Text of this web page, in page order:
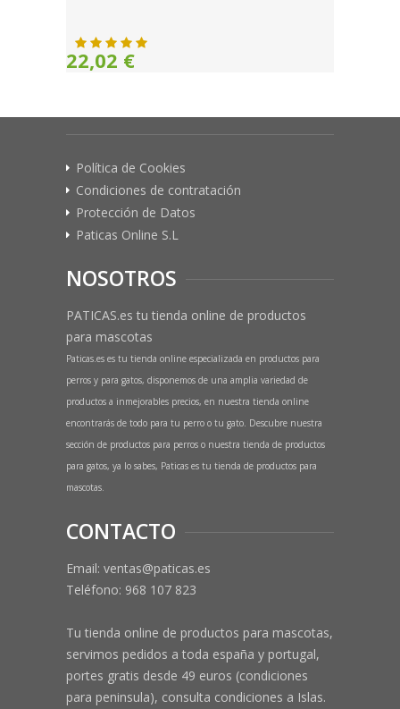
22,02 €
Política de Cookies
Condiciones de contratación
Protección de Datos
Paticas Online S.L
NOSOTROS
PATICAS.es tu tienda online de productos
para mascotas
Paticas.es es tu tienda online especializada en productos para
perros y para gatos, disponemos de una amplia variedad de
productos a inmejorables precios, en nuestra tienda online
encontrarás de todo para tu perro o tu gato. Descubre nuestra
sección de productos para perros o nuestra tienda de productos
para gatos, ya lo sabes, Paticas es tu tienda de productos para
mascotas.
CONTACTO
Email: ventas@paticas.es
Teléfono: 968 107 823
Tu tienda online de productos para mascotas,
servimos pedidos a toda españa y portugal,
portes gratis desde 49 euros (condiciones
para peninsula), consulta condiciones a Islas.